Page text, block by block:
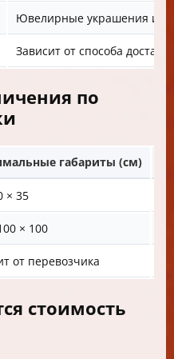
Ювелирные украшения и
Зависит от способа
по
габариты (см)
× 35
× 100
от перевозчика
стоимость